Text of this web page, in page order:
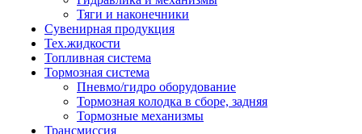
Тяги и наконечники
Сувенирная продукция
Тех.жидкости
Топливная система
Тормозная система
Пневмо/гидро оборудование
Тормозная колодка в сборе, задняя
Тормозные механизмы
Трансмиссия